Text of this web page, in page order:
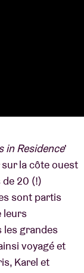
in Residence'
la côte ouest
20 (!)
sont partis
leurs
les grandes
voyagé et
Karel et